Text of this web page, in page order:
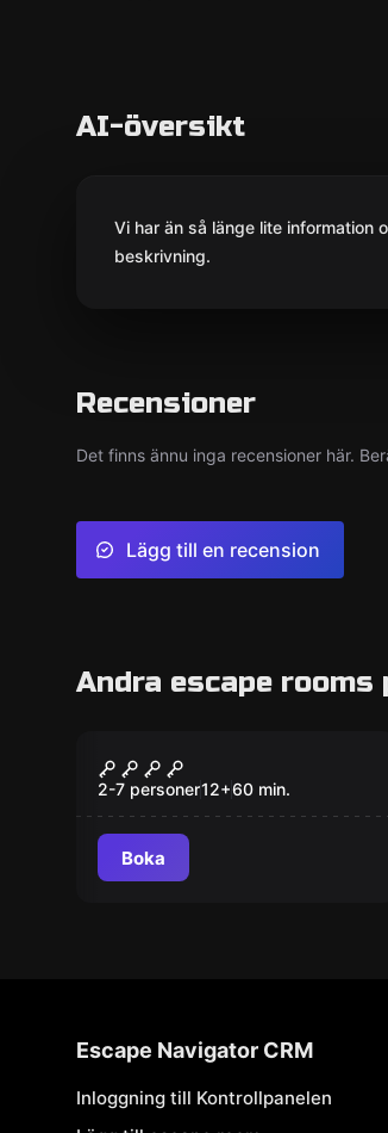
AI-översikt
Vi har än så länge lite information
beskrivning.
Recensioner
Det finns ännu inga recensioner här.
Lägg till en recension
Andra escape rooms
Bankrån
2-7 personer12+60 min.
Boka
Escape Navigator CRM
Inloggning till Kontrollpanelen